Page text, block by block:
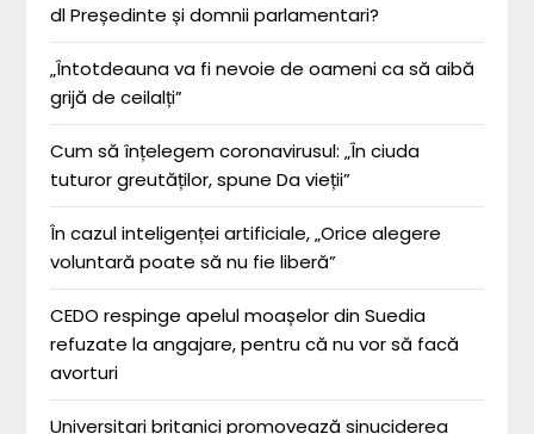
dl Președinte și domnii parlamentari?
„Întotdeauna va fi nevoie de oameni ca să aibă
grijă de ceilalți”
Cum să înțelegem coronavirusul: „În ciuda
tuturor greutăților, spune Da vieții”
În cazul inteligenței artificiale, „Orice alegere
voluntară poate să nu fie liberă”
CEDO respinge apelul moașelor din Suedia
refuzate la angajare, pentru că nu vor să facă
avorturi
Universitari britanici promovează sinuciderea